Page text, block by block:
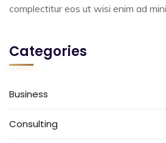
complectitur eos ut wisi enim ad
Categories
Business
Consulting